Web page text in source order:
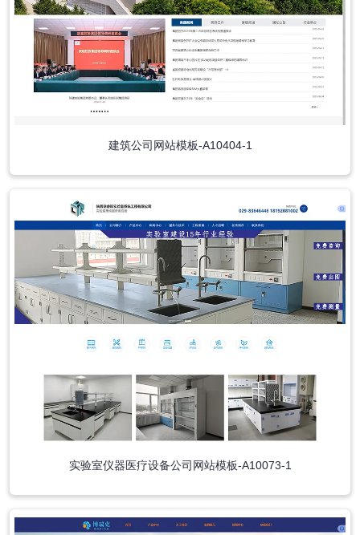
建筑公司网站模板-A10404-1
实验室仪器医疗设备公司网站模板-A10073-1